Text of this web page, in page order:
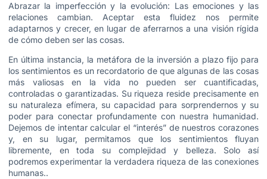
Abrazar la imperfección y la evolución: Las emociones y las
relaciones cambian. Aceptar esta fluidez nos permite
adaptarnos y crecer, en lugar de aferrarnos a una visión rígida
de cómo deben ser las cosas.
En última instancia, la metáfora de la inversión a plazo fijo para
los sentimientos es un recordatorio de que algunas de las cosas
más valiosas en la vida no pueden ser cuantificadas,
controladas o garantizadas. Su riqueza reside precisamente en
su naturaleza efímera, su capacidad para sorprendernos y su
poder para conectar profundamente con nuestra humanidad.
Dejemos de intentar calcular el “interés” de nuestros corazones
y, en su lugar, permitamos que los sentimientos fluyan
libremente, en toda su complejidad y belleza. Solo así
podremos experimentar la verdadera riqueza de las conexiones
humanas..